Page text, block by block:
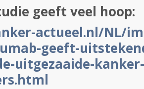
geeft veel hoop:
actueel.nl/NL/
geeft-
uitgezaaide-